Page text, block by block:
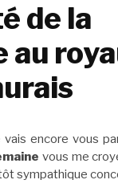
de la
au
encore vous
vous me
sympathique